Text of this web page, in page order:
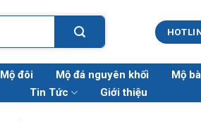
Mộ đôi Mộ đá nguyên khối Mộ
Tin Tức
Giới thiệu